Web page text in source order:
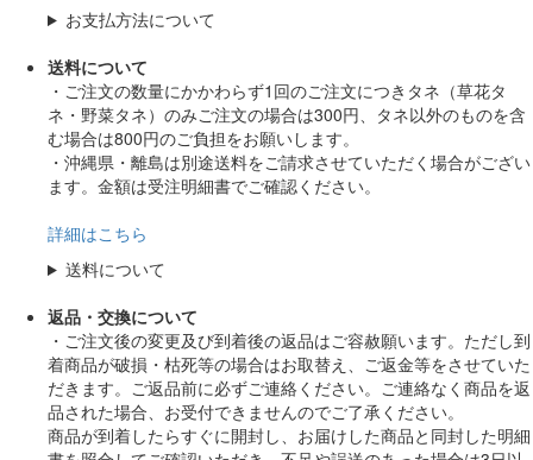
お支払方法について
送料について
・ご注文の数量にかかわらず1回のご注文につきタネ（草花タ
ネ・野菜タネ）のみご注文の場合は300円、タネ以外のものを含
む場合は800円のご負担をお願いします。
・沖縄県・離島は別途送料をご請求させていただく場合がござい
ます。金額は受注明細書でご確認ください。
詳細はこちら
送料について
返品・交換について
・ご注文後の変更及び到着後の返品はご容赦願います。ただし到
着商品が破損・枯死等の場合はお取替え、ご返金等をさせていた
だきます。ご返品前に必ずご連絡ください。ご連絡なく商品を返
品された場合、お受付できませんのでご了承ください。
商品が到着したらすぐに開封し、お届けした商品と同封した明細